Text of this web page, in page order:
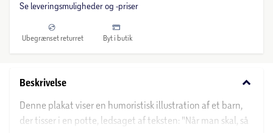
Se leveringsmuligheder og -priser
Ubegrænset returret Byt i butik
Beskrivelse keyboard_arrow_down
Denne plakat viser en humoristisk illustration af et barn,
der tisser i en potte, ledsaget af teksten: "Når man skal, så